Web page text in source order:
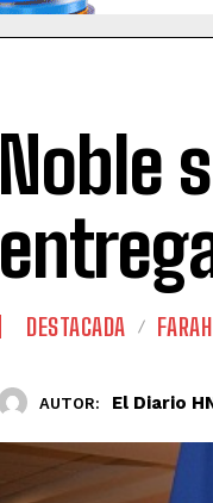
Noble
DESTACADA
AUTOR: El Diario